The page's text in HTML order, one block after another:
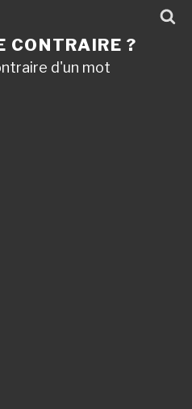
CONTRAIRE ?
d'un mot